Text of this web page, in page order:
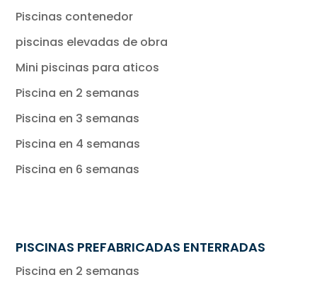
Piscinas contenedor
piscinas elevadas de obra
Mini piscinas para aticos
Piscina en 2 semanas
Piscina en 3 semanas
Piscina en 4 semanas
Piscina en 6 semanas
PISCINAS PREFABRICADAS ENTERRADAS
Piscina en 2 semanas